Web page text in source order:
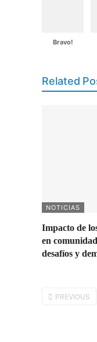
Bravo!
Related
NOTICIAS
Impacto de
en
desafíos y
PREVIOUS